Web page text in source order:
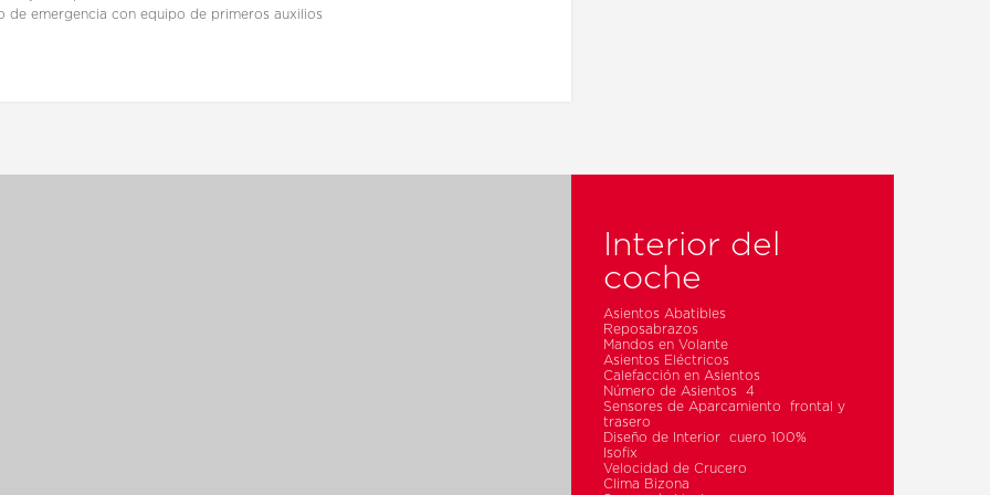
de emergencia con equipo de primeros auxilios
Interior del
coche
Asientos Abatibles
Reposabrazos
Mandos en Volante
Asientos Eléctricos
Calefacción en Asientos
Número de Asientos 4
Sensores de Aparcamiento frontal y
trasero
Diseño de Interior cuero 100%
Isofix
Velocidad de Crucero
Clima Bizona